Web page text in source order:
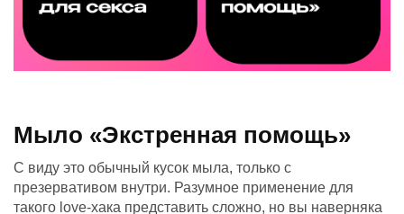
Мыло «Экстренная помощь»
С виду это обычный кусок мыла, только с
презервативом внутри. Разумное применение для
такого love-хака представить сложно, но вы наверняка